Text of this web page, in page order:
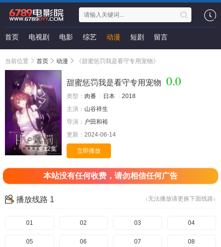
首页 电视剧 电影 综艺 动漫 短剧 留言
当前位置 首页 动漫 《甜蜜惩罚我是看守专用宠物》
全12集
甜蜜惩罚我是看守专用宠物 0.0
类型： 肉番 日本
2018
主演： 山谷祥生
导演： 户田和裕
更新： 2024-06-14
立即播放
本站没有任何收费，请勿相信任何广告
↓无法播放请更换下面线路↓
播放线路 1
01 02 03 04
05 06 07 08